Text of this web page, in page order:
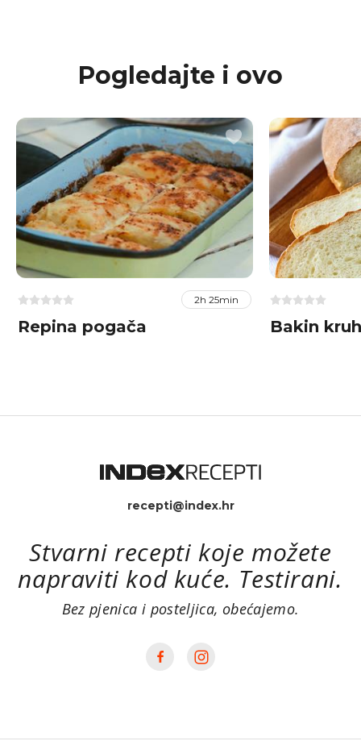
Pogledajte i ovo
2h 25min
Repina pogača Bakin
recepti@index.hr
Stvarni recepti koje možete
napraviti kod kuće. Testirani.
Bez pjenica i posteljica, obećajemo.